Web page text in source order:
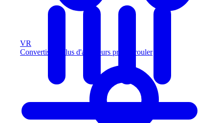
VR
Convertissez plus d'acheteurs prêts à rouler